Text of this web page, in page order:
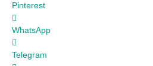
Pinterest
WhatsApp
Telegram